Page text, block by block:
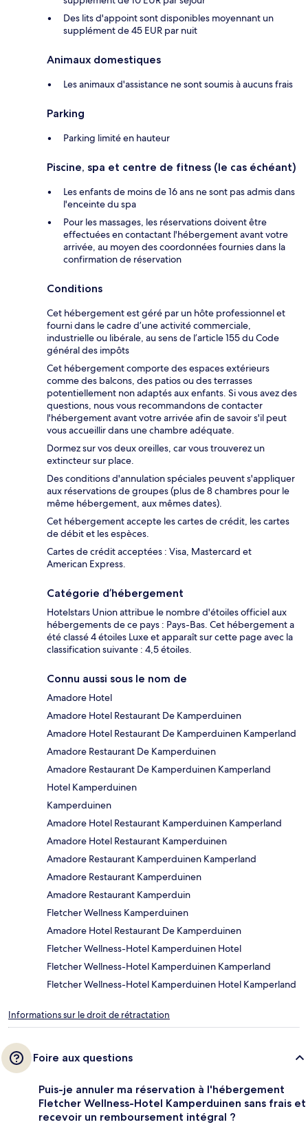
Des lits d'appoint sont disponibles moyennant un
supplément de 45 EUR par nuit
Animaux domestiques
Les animaux d'assistance ne sont soumis à aucuns frais
Parking
Parking limité en hauteur
Piscine, spa et centre de fitness (le cas échéant)
Les enfants de moins de 16 ans ne sont pas admis dans
l'enceinte du spa
Pour les massages, les réservations doivent être
effectuées en contactant l'hébergement avant votre
arrivée, au moyen des coordonnées fournies dans la
confirmation de réservation
Conditions
Cet hébergement est géré par un hôte professionnel et
fourni dans le cadre d’une activité commerciale,
industrielle ou libérale, au sens de l’article 155 du Code
général des impôts
Cet hébergement comporte des espaces extérieurs
comme des balcons, des patios ou des terrasses
potentiellement non adaptés aux enfants. Si vous avez des
questions, nous vous recommandons de contacter
l'hébergement avant votre arrivée afin de savoir s'il peut
vous accueillir dans une chambre adéquate.
Dormez sur vos deux oreilles, car vous trouverez un
extincteur sur place.
Des conditions d'annulation spéciales peuvent s'appliquer
aux réservations de groupes (plus de 8 chambres pour le
même hébergement, aux mêmes dates).
Cet hébergement accepte les cartes de crédit, les cartes
de débit et les espèces.
Cartes de crédit acceptées : Visa, Mastercard et
American Express.
Catégorie d’hébergement
Hotelstars Union attribue le nombre d'étoiles officiel aux
hébergements de ce pays : Pays-Bas. Cet hébergement a
été classé 4 étoiles Luxe et apparaît sur cette page avec la
classification suivante : 4,5 étoiles.
Connu aussi sous le nom de
Amadore Hotel
Amadore Hotel Restaurant De Kamperduinen
Amadore Hotel Restaurant De Kamperduinen Kamperland
Amadore Restaurant De Kamperduinen
Amadore Restaurant De Kamperduinen Kamperland
Hotel Kamperduinen
Kamperduinen
Amadore Hotel Restaurant Kamperduinen Kamperland
Amadore Hotel Restaurant Kamperduinen
Amadore Restaurant Kamperduinen Kamperland
Amadore Restaurant Kamperduinen
Amadore Restaurant Kamperduin
Fletcher Wellness Kamperduinen
Amadore Hotel Restaurant De Kamperduinen
Fletcher Wellness-Hotel Kamperduinen Hotel
Fletcher Wellness-Hotel Kamperduinen Kamperland
Fletcher Wellness-Hotel Kamperduinen Hotel Kamperland
Informations sur le droit de rétractation
Foire aux questions
Puis-je annuler ma réservation à l'hébergement
Fletcher Wellness-Hotel Kamperduinen sans frais et
recevoir un remboursement intégral ?